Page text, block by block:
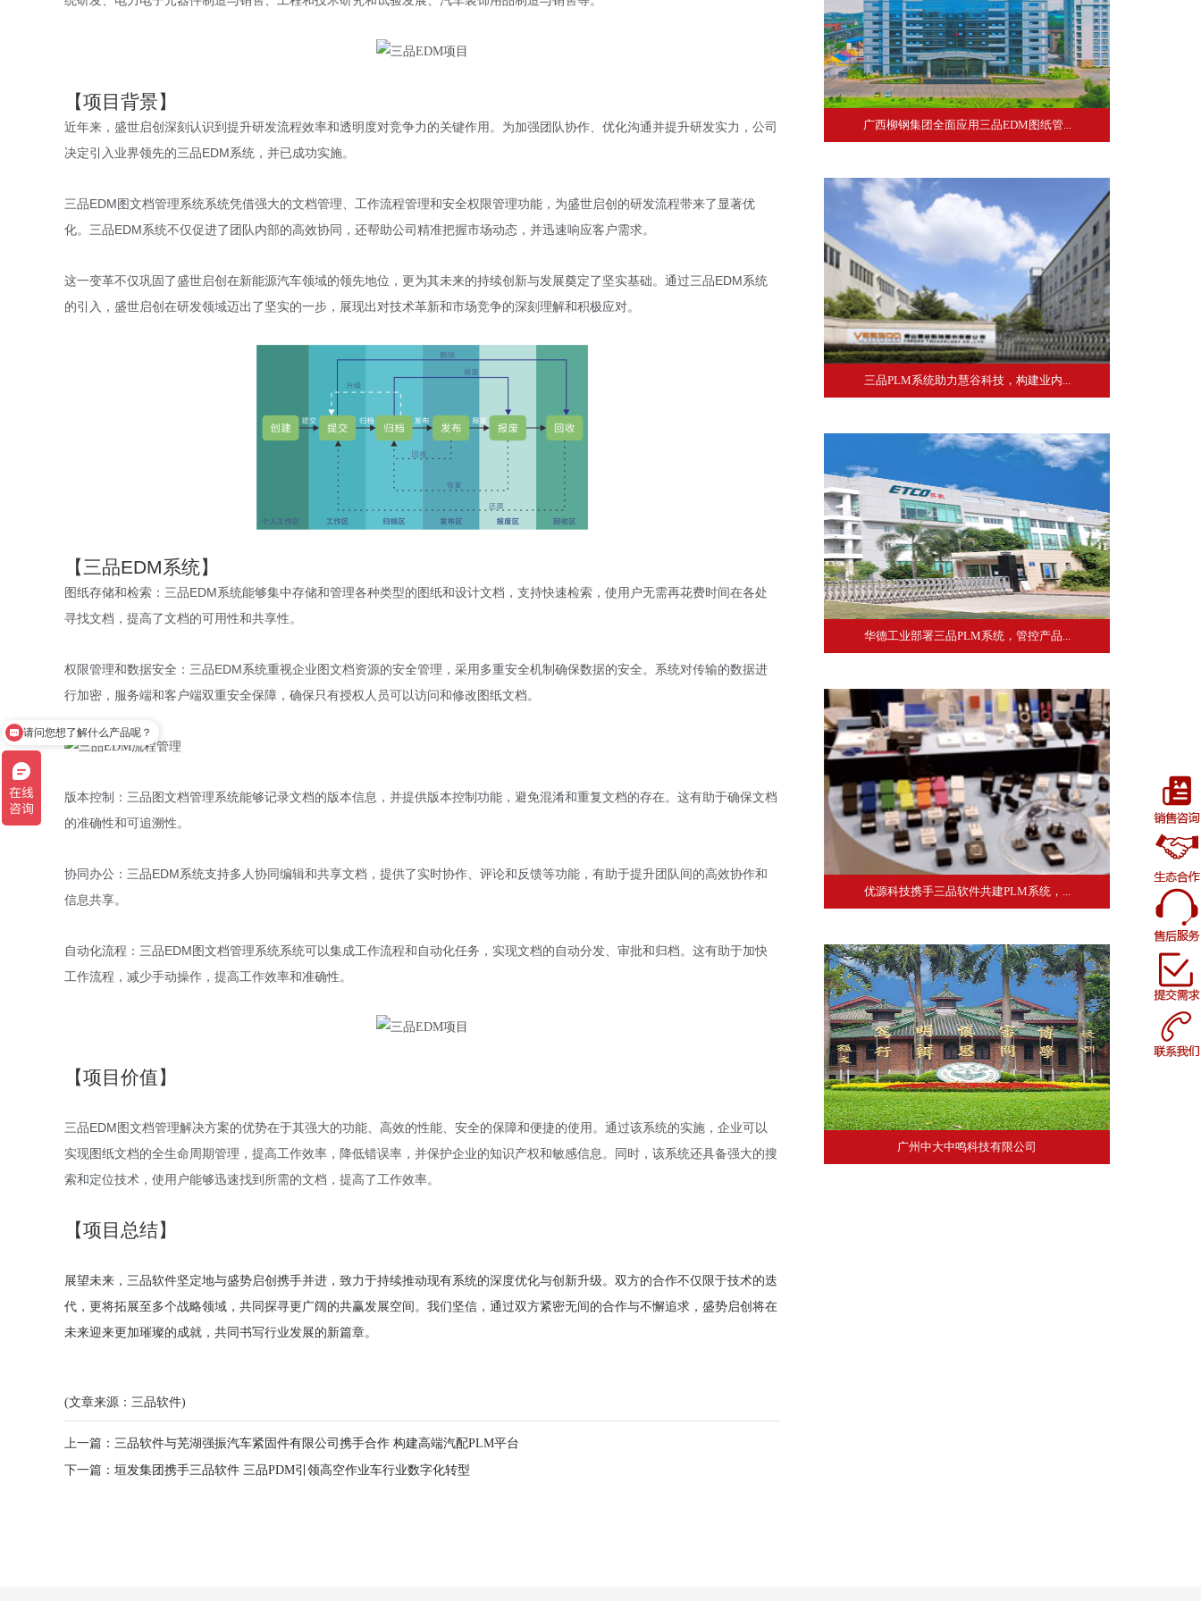
【项目背景】
近年来，盛世启创深刻认识到提升研发流程效率和透明度对竞争力的关键作用。为加强团队协作、优化沟通并提升研发实力，公司
决定引入业界领先的三品EDM系统，并已成功实施。
三品EDM图文档管理系统系统凭借强大的文档管理、工作流程管理和安全权限管理功能，为盛世启创的研发流程带来了显著优
化。三品EDM系统不仅促进了团队内部的高效协同，还帮助公司精准把握市场动态，并迅速响应客户需求。
这一变革不仅巩固了盛世启创在新能源汽车领域的领先地位，更为其未来的持续创新与发展奠定了坚实基础。通过三品EDM系统
的引入，盛世启创在研发领域迈出了坚实的一步，展现出对技术革新和市场竞争的深刻理解和积极应对。
【三品EDM系统】
图纸存储和检索：三品EDM系统能够集中存储和管理各种类型的图纸和设计文档，支持快速检索，使用户无需再花费时间在各处
寻找文档，提高了文档的可用性和共享性。
权限管理和数据安全：三品EDM系统重视企业图文档资源的安全管理，采用多重安全机制确保数据的安全。系统对传输的数据进
行加密，服务端和客户端双重安全保障，确保只有授权人员可以访问和修改图纸文档。
版本控制：三品图文档管理系统能够记录文档的版本信息，并提供版本控制功能，避免混淆和重复文档的存在。这有助于确保文档
的准确性和可追溯性。
协同办公：三品EDM系统支持多人协同编辑和共享文档，提供了实时协作、评论和反馈等功能，有助于提升团队间的高效协作和
信息共享。
自动化流程：三品EDM图文档管理系统系统可以集成工作流程和自动化任务，实现文档的自动分发、审批和归档。这有助于加快
工作流程，减少手动操作，提高工作效率和准确性。
【项目价值】
三品EDM图文档管理解决方案的优势在于其强大的功能、高效的性能、安全的保障和便捷的使用。通过该系统的实施，企业可以
实现图纸文档的全生命周期管理，提高工作效率，降低错误率，并保护企业的知识产权和敏感信息。同时，该系统还具备强大的搜
索和定位技术，使用户能够迅速找到所需的文档，提高了工作效率。
【项目总结】
展望未来，三品软件坚定地与盛势启创携手并进，致力于持续推动现有系统的深度优化与创新升级。双方的合作不仅限于技术的迭
代，更将拓展至多个战略领域，共同探寻更广阔的共赢发展空间。我们坚信，通过双方紧密无间的合作与不懈追求，盛势启创将在
未来迎来更加璀璨的成就，共同书写行业发展的新篇章。
(文章来源：三品软件)
上一篇： 三品软件与芜湖强振汽车紧固件有限公司携手合作 构建高端汽配PLM平台
下一篇： 垣发集团携手三品软件 三品PDM引领高空作业车行业数字化转型
广西柳钢集团全面应用三品EDM图纸管...
三品PLM系统助力慧谷科技，构建业内...
华德工业部署三品PLM系统，管控产品...
优源科技携手三品软件共建PLM系统，...
广州中大中鸣科技有限公司
请问您想了解什么产品呢？